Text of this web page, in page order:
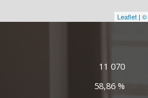
Leaflet| ©
11 070
58,86 %